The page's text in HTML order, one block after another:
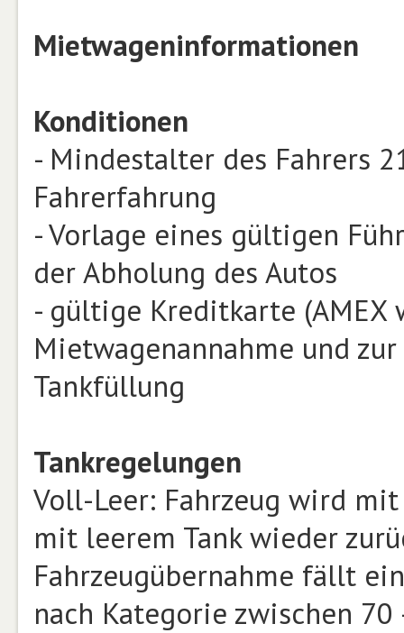
Mietwageninformationen
Konditionen
- Mindestalter des Fahrers
Fahrerfahrung
- Vorlage eines gültigen
der Abholung des Autos
- gültige Kreditkarte
Mietwagenannahme und
Tankfüllung
Tankregelungen
Voll-Leer: Fahrzeug wird
mit leerem Tank wieder
Fahrzeugübernahme fällt
nach Kategorie zwischen 70